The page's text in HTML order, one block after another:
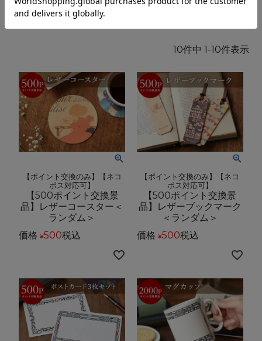
一覧 新着順 レビュー順 価格が安い順
10件中 1 -10件表示
【ポイント交換のみ】【ネコ
ポス対応可】
【500ポイント交換景
品】レザーコースター＜
ランダム＞
価格 ¥500税込
【ポイント交換のみ】【ネコ
ポス対応可】
【500ポイント交換景
品】レザーブックマーク
＜ランダム＞
価格 ¥500税込